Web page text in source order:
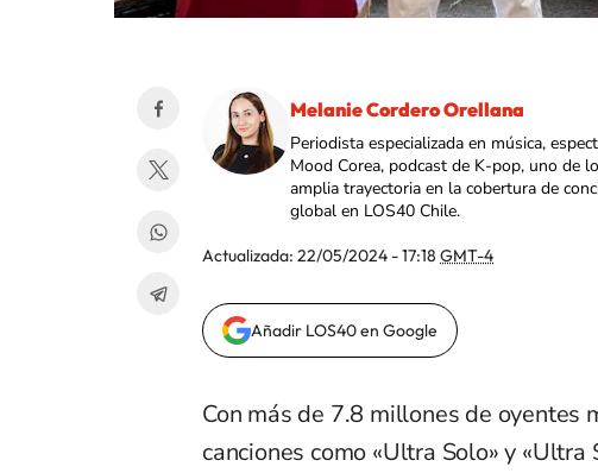
Melanie Cordero Orellana
Periodista especializada en música,
Mood Corea, podcast de K-pop, uno de
amplia trayectoria en la cobertura de
global en LOS40 Chile.
Actualizada: 22/05/2024 - 17:18 GMT-4
Añadir LOS40 en Google
Con más de 7.8 millones de oyentes
canciones como «Ultra Solo» y